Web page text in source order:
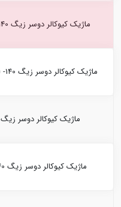
ماژیک کیوکالر دوسر زیگ Bright Yellow (404) -140
ماژیک کیوکالر دوسر زیگ Cadmium Orange (406) -140
ماژیک کیوکالر دوسر زیگ Orange (407) -140
ماژیک کیوکالر دوسر زیگ Cool Gray 8 (C8) -140